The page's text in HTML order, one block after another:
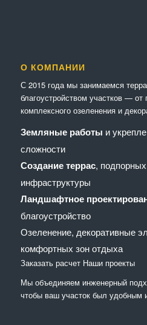
О КОМПАНИИ
С 2015 года мы занимаемся
благоустройством участков —
комплексного озеленения и
Земляные работы и
сложности
Создание террас,
инфраструктуры
Ландшафтное
благоустройство
Озеленение, декоративные
комфортных зон отдыха
Заказать расчет Наши проекты
Мы объединяем инженерный
чтобы ваш участок был удобным